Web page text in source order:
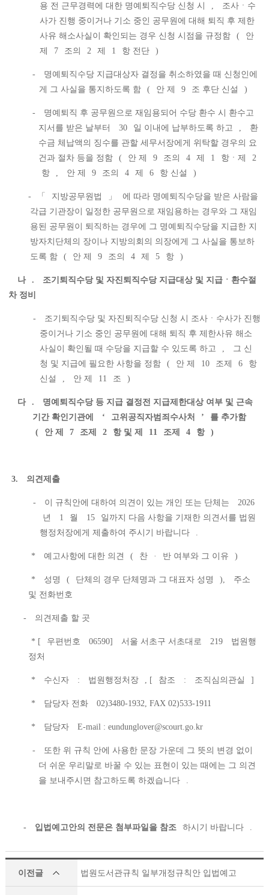
용 전 근무경력에 대한 명예퇴직수당 신청 시
조사ㆍ수
사가 진행 중이거나 기소 중인 공무원에 대해 퇴직 후 제한
사유 해소사실이 확인되는 경우 신청 시점을 규정함
(
안
제
7 조의 2 제 1 항 전단 )
-
명예퇴직수당 지급대상자 결정을 취소하였을 때 신청인에
게 그 사실을 통지하도록 함
( 안 제 9 조 후단 신설 )
-
명예퇴직 후 공무원으로 재임용되어 수당 환수 시 환수고
지서를 받은 날부터
30 일 이내에 납부하도록 하고
환
수금 체납액의 징수를 관할 세무서장에게 위탁할 경우의 요
건과 절차 등을 정함
( 안 제 9 조의 4 제 1 항ㆍ제
2
항
안 제 9 조의 4 제 6 항 신설 )
- 「 지방공무원법 」
에 따라 명예퇴직수당을 받은 사람을
각급 기관장이 일정한 공무원으로 재임용하는 경우와 그 재임
용된 공무원이 퇴직하는 경우에 그 명예퇴직수당을 지급한 지
방자치단체의 장이나 지방의회의 의장에게 그 사실을 통보하
도록 함
( 안 제 9 조의 4 제 5 항 )
나 .
조기퇴직수당 및 자진퇴직수당 지급대상 및 지급ㆍ환수절
차 정비
-
조기퇴직수당 및 자진퇴직수당 신청 시 조사ㆍ수사가 진행
중이거나 기소 중인 공무원에 대해 퇴직 후 제한사유 해소
사실이 확인될 때 수당을 지급할 수 있도록 하고
그 신
청 및 지급에 필요한 사항을 정함
( 안 제 10 조제 6
항
신설
안 제 11 조 )
다 .
명예퇴직수당 등 지급 결정전 지급제한대상 여부 및 근속
기간 확인기관에
‘ 고위공직자범죄수사처 ’
를 추가함
(
안 제 7 조제 2 항 및 제 11 조제 4 항 )
3. 의견제출
- 이 규칙안에 대하여 의견이 있는 개인 또는 단체는
2026
년
1 월 15
일까지 다음 사항을 기재한 의견서를 법원
행정처장에게 제출하여 주시기 바랍니다
* 예고사항에 대한 의견 ( 찬 · 반 여부와 그 이유 )
* 성명 ( 단체의 경우 단체명과 그 대표자 성명 ),
주소
및 전화번호
- 의견제출 할 곳
* [ 우편번호 06590] 서울 서초구 서초대로 219
법원행
정처
* 수신자 : 법원행정처장 , [ 참조 : 조직심의관실 ]
* 담당자 전화 02)3480-1932, FAX 02)533-1911
* 담당자 E-mail : eundunglover@scourt.go.kr
-
또한 위 규칙 안에 사용한 문장 가운데 그 뜻의 변경 없이
더 쉬운 우리말로 바꿀 수 있는 표현이 있는 때에는 그 의견
을 보내주시면 참고하도록 하겠습니다
- 입법예고안의 전문은 첨부파일을 참조 하시기 바랍니다
이전글 법원도서관규칙 일부개정규칙안 입법예고